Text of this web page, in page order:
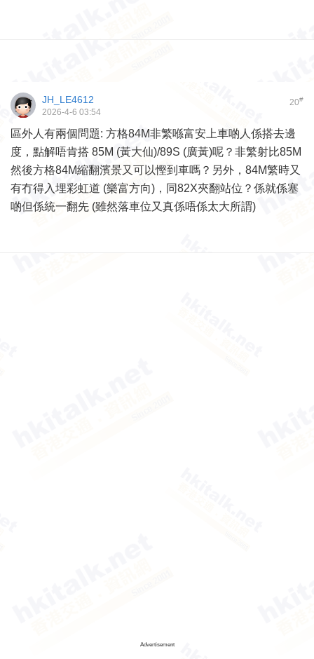
20#
JH_LE4612
2026-4-6 03:54
區外人有兩個問題: 方格84M非繁喺富安上車啲人係搭去邊
度，點解唔肯搭 85M (黃大仙)/89S (廣黃)呢？非繁射比85M
然後方格84M縮翻濱景又可以慳到車嗎？另外，84M繁時又
有冇得入埋彩虹道 (樂富方向)，同82X夾翻站位？係就係塞
啲但係統一翻先 (雖然落車位又真係唔係太大所謂)
Advertisement